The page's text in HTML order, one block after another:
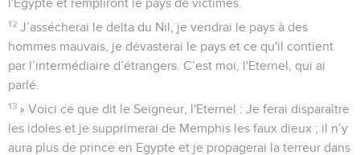
l'Egypte et rempliront le pays de victimes.
12 J’assécherai le delta du Nil, je vendrai le pays à des
hommes mauvais, je dévasterai le pays et ce qu'il contient
par l’intermédiaire d’étrangers. C’est moi, l'Eternel, qui ai
parlé.
13 » Voici ce que dit le Seigneur, l'Eternel : Je ferai disparaître
les idoles et je supprimerai de Memphis les faux dieux ; il n’y
aura plus de prince en Egypte et je propagerai la terreur dans